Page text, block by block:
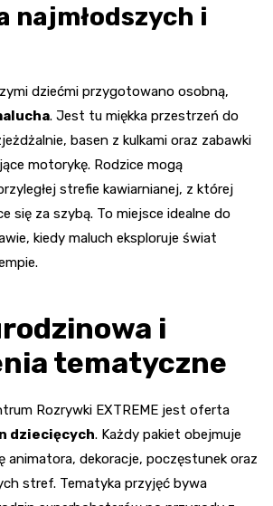
najmłodszych i
dziećmi przygotowano osobną,
. Jest tu miękka przestrzeń do
basen z kulkami oraz zabawki
motorykę. Rodzice mogą
strefie kawiarnianej, z której
się za szybą. To miejsce idealne do
kiedy maluch eksploruje świat
i
tematyczne
Rozrywki EXTREME jest oferta
dziecięcych. Każdy pakiet obejmuje
animatora, dekoracje, poczęstunek oraz
stref. Tematyka przyjęć bywa